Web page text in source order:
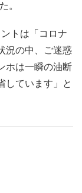
。
トは「コロナ
況の中、ご迷惑
ホは一瞬の油断
しています」と